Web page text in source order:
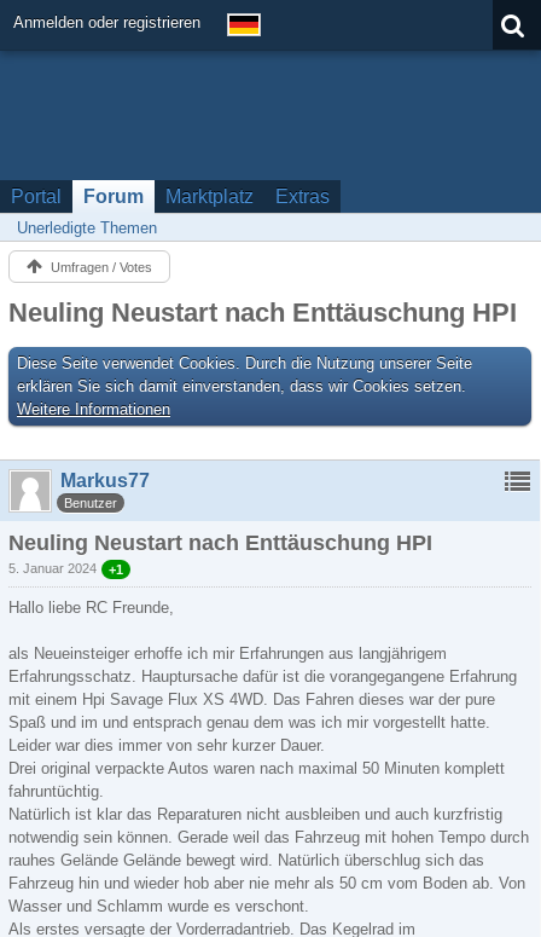
Anmelden oder registrieren
Portal Forum Marktplatz Extras
Unerledigte Themen
Umfragen / Votes
Neuling Neustart nach Enttäuschung HPI
Diese Seite verwendet Cookies. Durch die Nutzung unserer Seite
erklären Sie sich damit einverstanden, dass wir Cookies setzen.
Weitere Informationen
Markus77
Benutzer
Neuling Neustart nach Enttäuschung HPI
5. Januar 2024 +1
Hallo liebe RC Freunde,
als Neueinsteiger erhoffe ich mir Erfahrungen aus langjährigem
Erfahrungsschatz. Hauptursache dafür ist die vorangegangene Erfahrung
mit einem Hpi Savage Flux XS 4WD. Das Fahren dieses war der pure
Spaß und im und entsprach genau dem was ich mir vorgestellt hatte.
Leider war dies immer von sehr kurzer Dauer.
Drei original verpackte Autos waren nach maximal 50 Minuten komplett
fahruntüchtig.
Natürlich ist klar das Reparaturen nicht ausbleiben und auch kurzfristig
notwendig sein können. Gerade weil das Fahrzeug mit hohen Tempo durch
rauhes Gelände Gelände bewegt wird. Natürlich überschlug sich das
Fahrzeug hin und wieder hob aber nie mehr als 50 cm vom Boden ab. Von
Wasser und Schlamm wurde es verschont.
Als erstes versagte der Vorderradantrieb. Das Kegelrad im